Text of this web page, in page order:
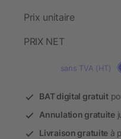
Prix unitaire
PRIX NET
sans TVA (HT)
BAT digital gratuit
Annulation gratuite
Livraison gratuite à